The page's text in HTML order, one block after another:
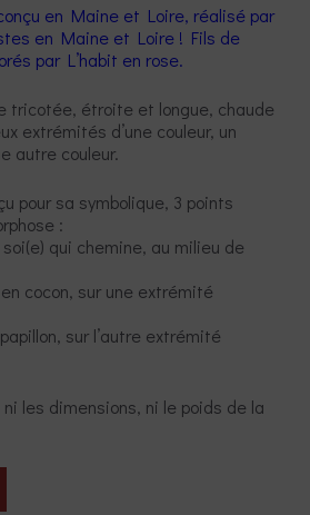
en Maine et Loire, réalisé par
en Maine et Loire ! Fils de
par L’habit en rose.
tricotée, étroite et longue, chaude
extrémités d’une couleur, un
autre couleur.
pour sa symbolique, 3 points
:
qui chemine, au milieu de
cocon, sur une extrémité
sur l’autre extrémité
les dimensions, ni le poids de la